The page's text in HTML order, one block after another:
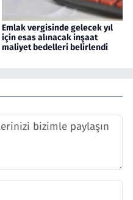
Emlak vergisinde gelecek yıl
için esas alınacak inşaat
maliyet bedelleri belirlendi